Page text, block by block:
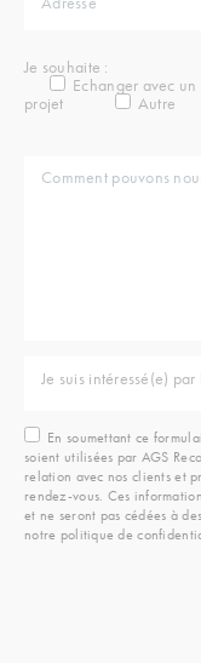
Je souhaite :
Echanger avec
projet
Autre
Je suis intéressé(e)
En soumettant ce
soient utilisées par AGS
relation avec nos clients et
rendez-vous. Ces
et ne seront pas cédées à
notre politique de